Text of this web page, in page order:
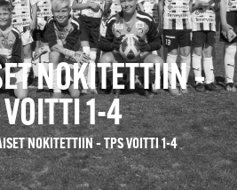
NOKITETTIIN –
1-4
NOKITETTIIN – TPS VOITTI 1-4